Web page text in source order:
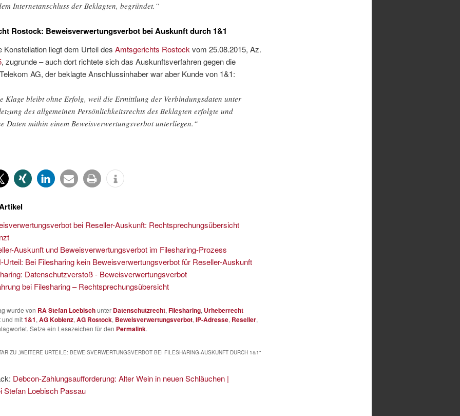
Internetanschluss der Beklagten, begründet.“
Rostock: Beweisverwertungsverbot bei Auskunft durch 1&1
Konstellation liegt dem Urteil des Amtsgerichts Rostock vom 25.08.2015, Az.
, zugrunde – auch dort richtete sich das Auskunftsverfahren gegen die
AG, der beklagte Anschlussinhaber war aber Kunde von 1&1:
Klage bleibt ohne Erfolg, weil die Ermittlung der Verbindungsdaten unter
des allgemeinen Persönlichkeitsrechts des Beklagten erfolgte und
Daten mithin einem Beweisverwertungsverbot unterliegen.“
bei Reseller-Auskunft: Rechtsprechungsübersicht
Auskunft und Beweisverwertungsverbot im Filesharing-Prozess
Urteil: Bei Filesharing kein Beweisverwertungsverbot für Reseller-Auskunft
Datenschutzverstoß - Beweisverwertungsverbot
bei Filesharing – Rechtsprechungsübersicht
wurde von RA Stefan Loebischunter Datenschutzrecht, Filesharing, Urheberrecht
und mit1&1, AG Koblenz, AG Rostock, Beweisverwertungsverbot, IP-Adresse, Reseller,
Setze ein Lesezeichen für den Permalink.
ZU „WEITERE URTEILE: BEWEISVERWERTUNGSVERBOT BEI FILESHARING-AUSKUNFT DURCH 1&1“
Debcon-Zahlungsaufforderung: Alter Wein in neuen Schläuchen |
Stefan Loebisch Passau